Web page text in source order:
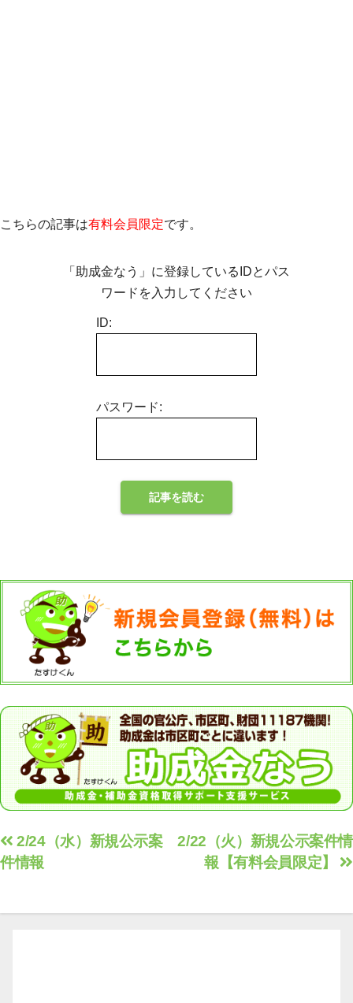
こちらの記事は有料会員限定です。
「助成金なう」に登録しているIDとパス
ワードを入力してください
ID:
パスワード:
投
稿
ビ
2/22（火）新規公示案件情
報【有料会員限定】
2/24（水）新規公示案
件情報